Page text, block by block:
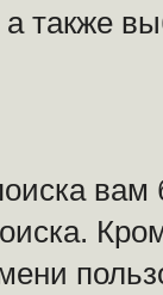
также
вам